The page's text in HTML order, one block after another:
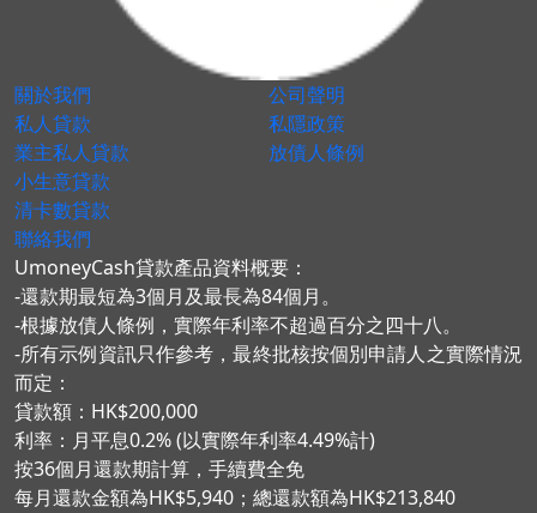
關於我們
私人貸款
業主私人貸款
小生意貸款
清卡數貸款
聯絡我們
公司聲明
私隱政策
放債人條例
UmoneyCash貸款產品資料概要：
-還款期最短為3個月及最長為84個月。
-根據放債人條例，實際年利率不超過百分之四十八。
-所有示例資訊只作參考，最終批核按個別申請人之實際情況
而定：
貸款額：HK$200,000
利率：月平息0.2% (以實際年利率4.49%計)
按36個月還款期計算，手續費全免
每月還款金額為HK$5,940；總還款額為HK$213,840